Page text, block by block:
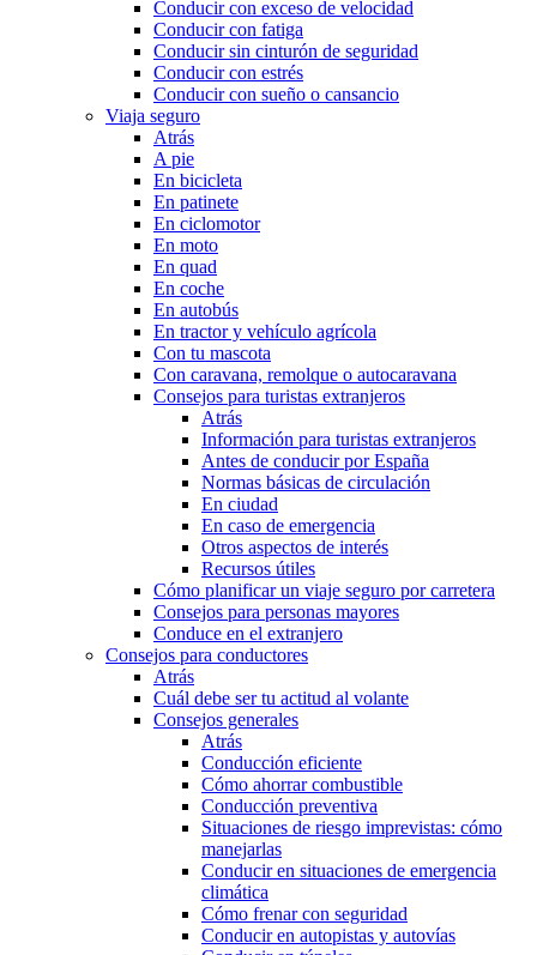
Conducir con exceso de velocidad
Conducir con fatiga
Conducir sin cinturón de seguridad
Conducir con estrés
Conducir con sueño o cansancio
Viaja seguro
Atrás
A pie
En bicicleta
En patinete
En ciclomotor
En moto
En quad
En coche
En autobús
En tractor y vehículo agrícola
Con tu mascota
Con caravana, remolque o autocaravana
Consejos para turistas extranjeros
Atrás
Información para turistas extranjeros
Antes de conducir por España
Normas básicas de circulación
En ciudad
En caso de emergencia
Otros aspectos de interés
Recursos útiles
Cómo planificar un viaje seguro por carretera
Consejos para personas mayores
Conduce en el extranjero
Consejos para conductores
Atrás
Cuál debe ser tu actitud al volante
Consejos generales
Atrás
Conducción eficiente
Cómo ahorrar combustible
Conducción preventiva
Situaciones de riesgo imprevistas: cómo
manejarlas
Conducir en situaciones de emergencia
climática
Cómo frenar con seguridad
Conducir en autopistas y autovías